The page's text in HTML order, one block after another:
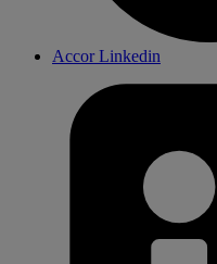
Accor Linkedin